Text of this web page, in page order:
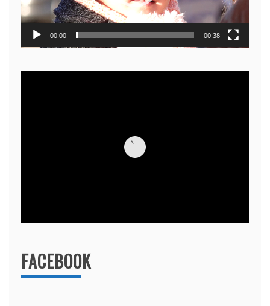
00:00 00:38
FACEBOOK